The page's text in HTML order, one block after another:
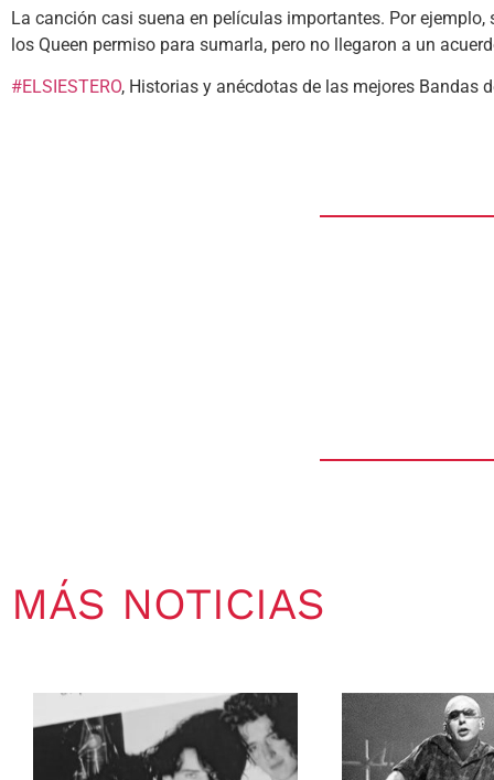
La canción casi suena en películas importantes. Por
los Queen permiso para sumarla, pero no llegaron a un
#ELSIESTERO, Historias y anécdotas de las mejores Bandas
MÁS NOTICIAS